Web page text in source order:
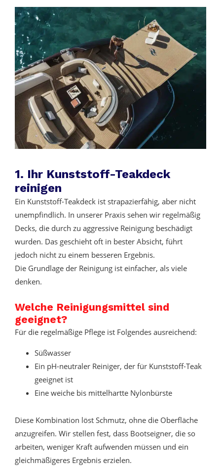
1. Ihr Kunststoff-Teakdeck
reinigen
Ein Kunststoff-Teakdeck ist strapazierfähig, aber nicht
unempfindlich. In unserer Praxis sehen wir regelmäßig
Decks, die durch zu aggressive Reinigung beschädigt
wurden. Das geschieht oft in bester Absicht, führt
jedoch nicht zu einem besseren Ergebnis.
Die Grundlage der Reinigung ist einfacher, als viele
denken.
Welche Reinigungsmittel sind
geeignet?
Für die regelmäßige Pflege ist Folgendes ausreichend:
Süßwasser
Ein pH-neutraler Reiniger, der für Kunststoff-Teak
geeignet ist
Eine weiche bis mittelhartte Nylonbürste
Diese Kombination löst Schmutz, ohne die Oberfläche
anzugreifen. Wir stellen fest, dass Bootseigner, die so
arbeiten, weniger Kraft aufwenden müssen und ein
gleichmäßigeres Ergebnis erzielen.